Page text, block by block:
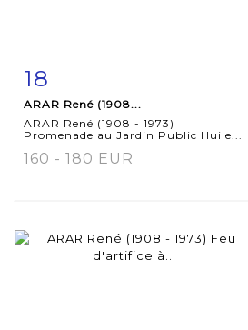
détaillée
18
ARAR René (1908...
ARAR René (1908 - 1973)
Promenade au Jardin Public Huile...
160 - 180 EUR